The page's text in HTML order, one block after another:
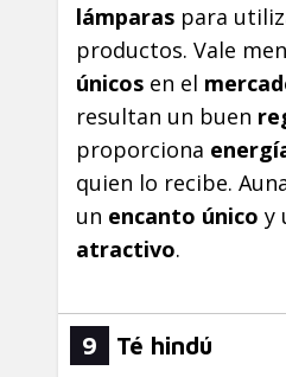
lámparas para
productos. Vale
únicos en el
resultan un buen
proporciona
quien lo recibe.
un encanto único y
atractivo.
9 Té hindú